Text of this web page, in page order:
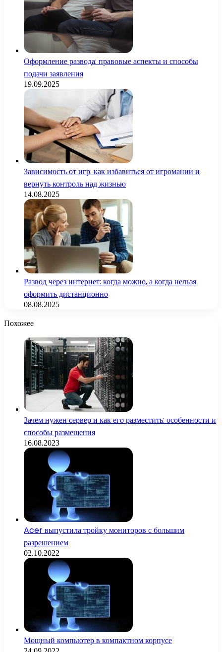
Оформление развода: правовые аспекты и способы
подачи заявления
19.09.2025
Зависимость от игр: как избавиться от игромании и
вернуть контроль над жизнью
14.08.2025
Развод через интернет: когда можно, а когда нельзя
оформить дистанционно
08.08.2025
Похожее
Зачем нужен сервер и как его разместить: особенности и
способы размещения
16.08.2023
Acer выпустила тройку мониторов с большим
разрешением
02.10.2022
Мощный компьютер в компактном корпусе